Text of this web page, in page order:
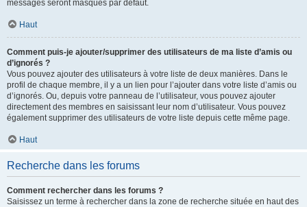
messages seront masqués par défaut.
Haut
Comment puis-je ajouter/supprimer des utilisateurs de ma liste d’amis ou
d’ignorés ?
Vous pouvez ajouter des utilisateurs à votre liste de deux manières. Dans le
profil de chaque membre, il y a un lien pour l’ajouter dans votre liste d’amis ou
d’ignorés. Ou, depuis votre panneau de l’utilisateur, vous pouvez ajouter
directement des membres en saisissant leur nom d’utilisateur. Vous pouvez
également supprimer des utilisateurs de votre liste depuis cette même page.
Haut
Recherche dans les forums
Comment rechercher dans les forums ?
Saisissez un terme à rechercher dans la zone de recherche située en haut des